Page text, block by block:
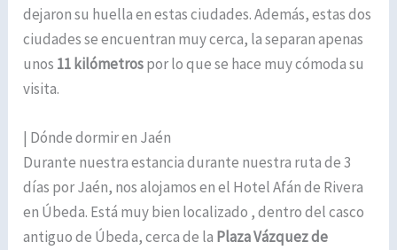
dejaron su huella en estas ciudades. Además, estas dos
ciudades se encuentran muy cerca, la separan apenas
unos 11 kilómetrospor lo que se hace muy cómoda su
visita.
| Dónde dormir en Jaén
Durante nuestra estancia durante nuestra ruta de 3
días por Jaén, nos alojamos en el Hotel Afán de Rivera
en Úbeda. Está muy bien localizado , dentro del casco
antiguo de Úbeda, cerca de la Plaza Vázquez de